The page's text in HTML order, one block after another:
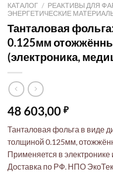
КАТАЛОГ / РЕАКТИВЫ ДЛЯ
ЭНЕРГЕТИЧЕСКИЕ
Танталовая
0.125мм
(электроника,
48 603,00 ₽
Танталовая фольга в виде
толщиной 0.125мм,
Применяется в
Доставка по РФ. НПО ЭкоТек.